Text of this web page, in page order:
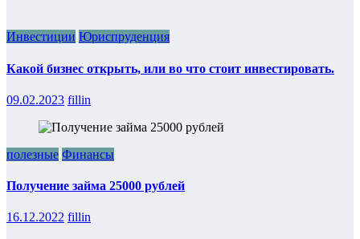
Инвестиции Юриспруденция
Какой бизнес открыть, или во что стоит инвестировать.
09.02.2023 fillin
полезные Финансы
Получение займа 25000 рублей
16.12.2022 fillin